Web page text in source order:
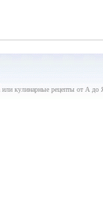
кулинарные рецепты от А до